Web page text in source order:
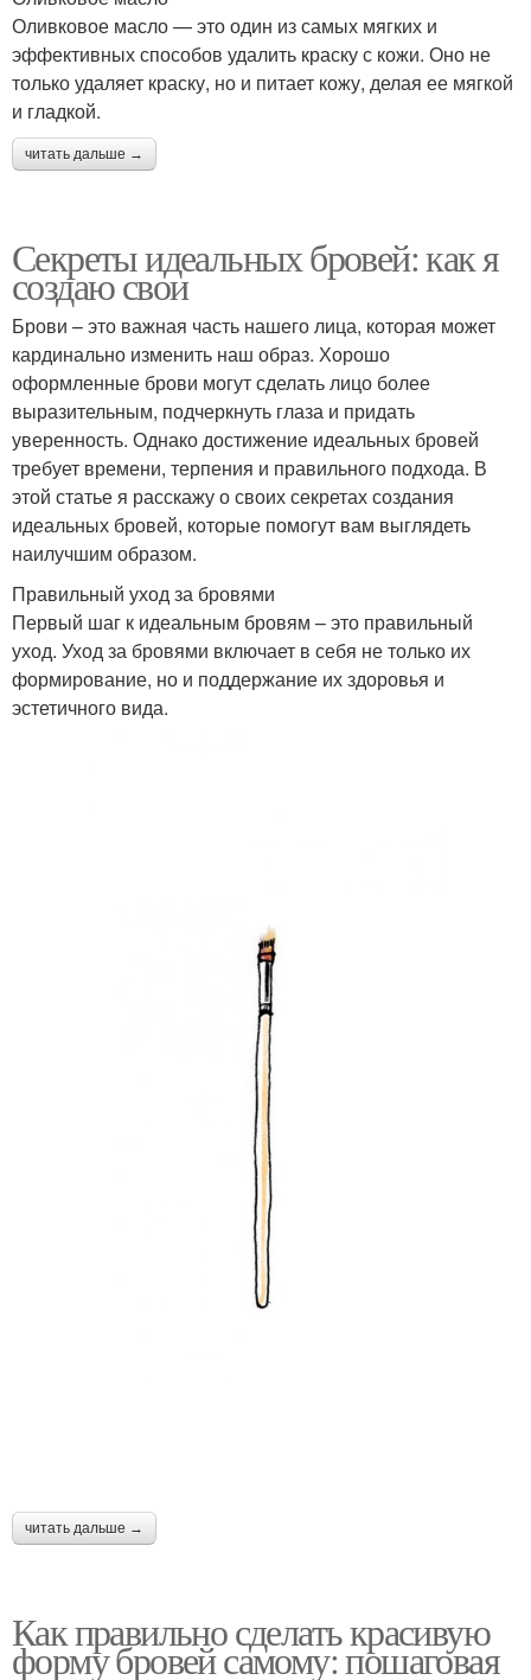
Оливковое масло — это один из самых мягких и
эффективных способов удалить краску с кожи. Оно не
только удаляет краску, но и питает кожу, делая ее мягкой
и гладкой.
читать дальше →
Секреты идеальных бровей: как я
создаю свои
Брови – это важная часть нашего лица, которая может
кардинально изменить наш образ. Хорошо
оформленные брови могут сделать лицо более
выразительным, подчеркнуть глаза и придать
уверенность. Однако достижение идеальных бровей
требует времени, терпения и правильного подхода. В
этой статье я расскажу о своих секретах создания
идеальных бровей, которые помогут вам выглядеть
наилучшим образом.
Правильный уход за бровями
Первый шаг к идеальным бровям – это правильный
уход. Уход за бровями включает в себя не только их
формирование, но и поддержание их здоровья и
эстетичного вида.
читать дальше →
Как правильно сделать красивую
форму бровей самому: пошаговая